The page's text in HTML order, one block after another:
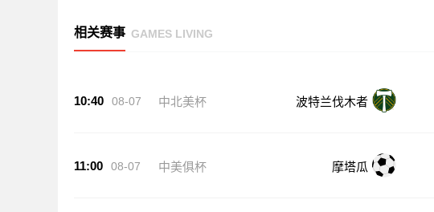
相关赛事 GAMES LIVING
10:40 08-07 中北美杯 波特兰伐木者
11:00 08-07 中美俱杯 摩塔瓜